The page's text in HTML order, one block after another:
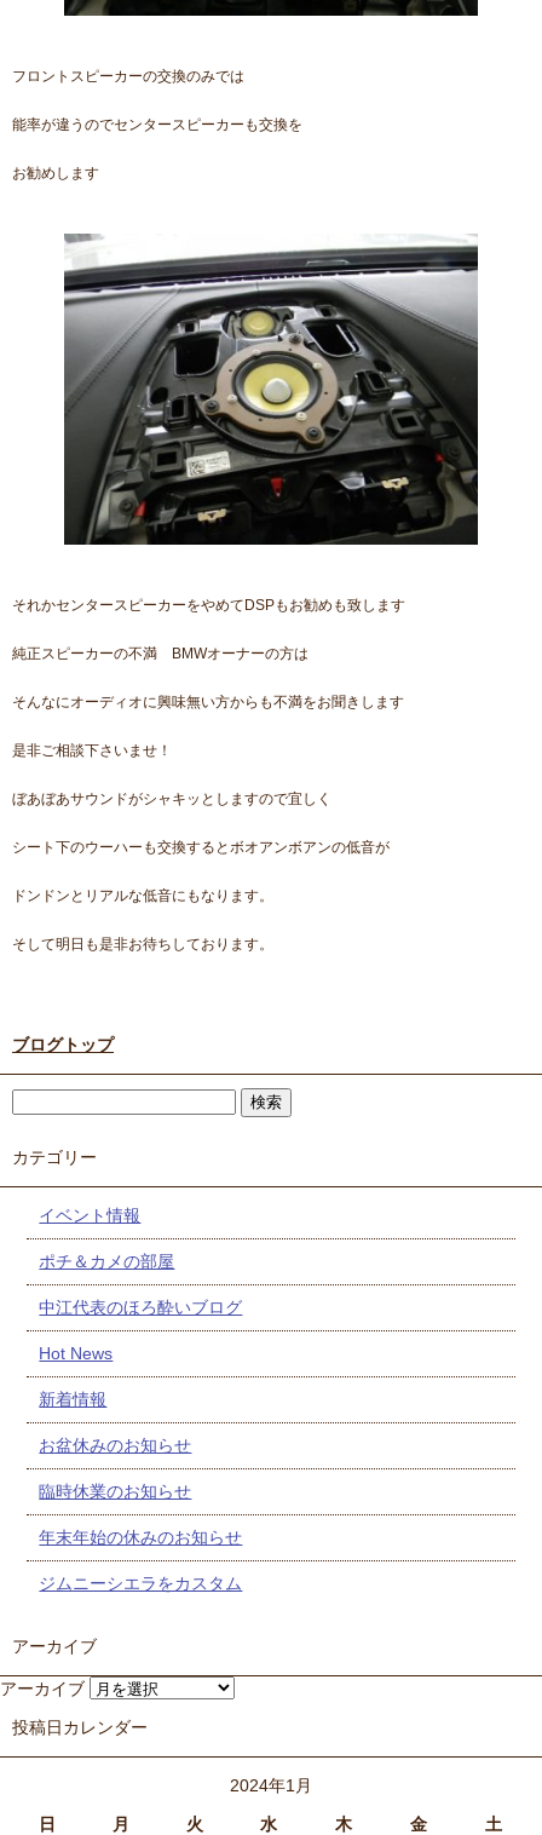
フロントスピーカーの交換のみでは
能率が違うのでセンタースピーカーも交換を
お勧めします
それかセンタースピーカーをやめてDSPもお勧めも致します
純正スピーカーの不満 BMWオーナーの方は
そんなにオーディオに興味無い方からも不満をお聞きします
是非ご相談下さいませ！
ぼあぼあサウンドがシャキッとしますので宜しく
シート下のウーハーも交換するとボオアンボアンの低音が
ドンドンとリアルな低音にもなります。
そして明日も是非お待ちしております。
ブログトップ
カテゴリー
イベント情報
ポチ＆カメの部屋
中江代表のほろ酔いブログ
Hot News
新着情報
お盆休みのお知らせ
臨時休業のお知らせ
年末年始の休みのお知らせ
ジムニーシエラをカスタム
アーカイブ
アーカイブ
投稿日カレンダー
2024年1月
日
月 火 水 木 金 土